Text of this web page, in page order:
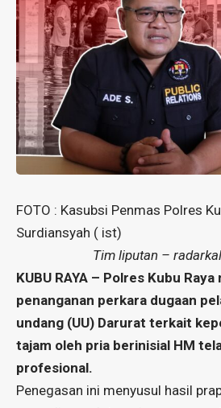
FOTO : Kasubsi Penmas Polres
Surdiansyah ( ist)
Tim liputan –
KUBU RAYA – Polres Kubu
penanganan perkara dugaan
undang (UU) Darurat terkait
tajam oleh pria berinisial HM
profesional.
Penegasan ini menyusul hasil